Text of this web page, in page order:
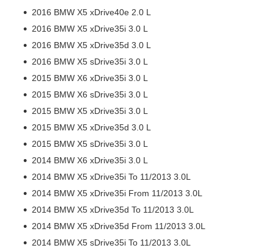
2016 BMW X5 xDrive40e 2.0 L
2016 BMW X5 xDrive35i 3.0 L
2016 BMW X5 xDrive35d 3.0 L
2016 BMW X5 sDrive35i 3.0 L
2015 BMW X6 xDrive35i 3.0 L
2015 BMW X6 sDrive35i 3.0 L
2015 BMW X5 xDrive35i 3.0 L
2015 BMW X5 xDrive35d 3.0 L
2015 BMW X5 sDrive35i 3.0 L
2014 BMW X6 xDrive35i 3.0 L
2014 BMW X5 xDrive35i To 11/2013 3.0L
2014 BMW X5 xDrive35i From 11/2013 3.0L
2014 BMW X5 xDrive35d To 11/2013 3.0L
2014 BMW X5 xDrive35d From 11/2013 3.0L
2014 BMW X5 sDrive35i To 11/2013 3.0L